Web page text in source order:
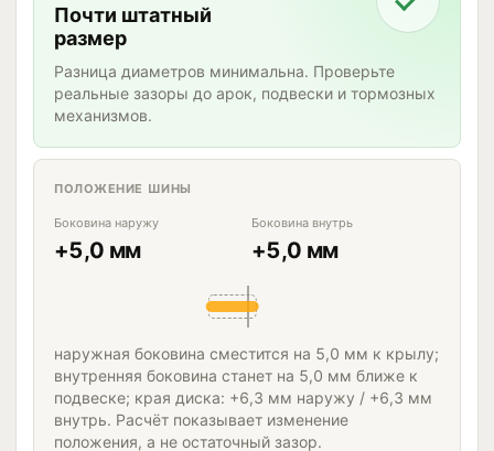
Почти штатный
размер
Разница диаметров минимальна. Проверьте
реальные зазоры до арок, подвески и тормозных
механизмов.
ПОЛОЖЕНИЕ ШИНЫ
Боковина наружу
+5,0 мм
Боковина внутрь
+5,0 мм
наружная боковина сместится на 5,0 мм к крылу;
внутренняя боковина станет на 5,0 мм ближе к
подвеске; края диска: +6,3 мм наружу / +6,3 мм
внутрь. Расчёт показывает изменение
положения, а не остаточный зазор.